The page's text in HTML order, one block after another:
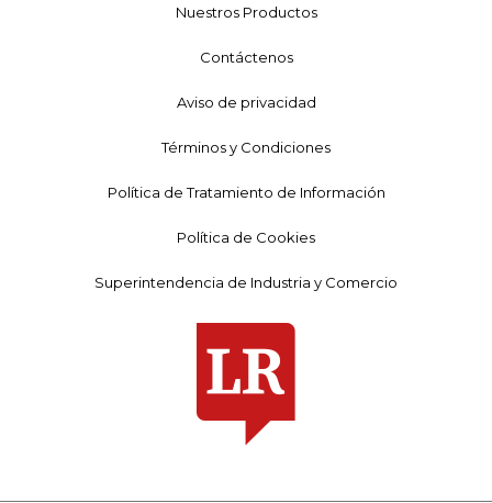
Nuestros Productos
Contáctenos
Aviso de privacidad
Términos y Condiciones
Política de Tratamiento de Información
Política de Cookies
Superintendencia de Industria y Comercio